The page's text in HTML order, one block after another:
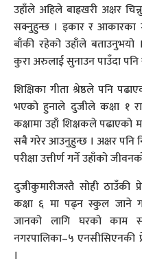
उहाँले अहिले बाह्रखरी अक्षर
सक्नुहुन्छ । इकार र आकारका
बाँकी रहेको उहाँले
कुरा अरुलाई सुनाउन पाउँदा
शिक्षिका गीता श्रेष्ठले पनि
भएको हुनाले दुजीले कक्षा १
कक्षामा उहाँ शिक्षकले पढाएको
सबै गरेर आउनुहुन्छ । अक्षर पनि
परीक्षा उत्तीर्ण गर्ने उहाँको
दुजीकुमारीजस्तै सोही ठाउँकी
कक्षा ६ मा पढ्न स्कुल जाने
जानको लागि घरको काम
नगरपालिका–५ एनसीसिएनकी
।